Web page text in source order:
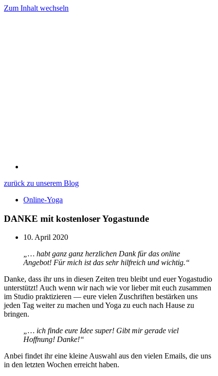
Zum Inhalt wechseln
zurück zu unserem Blog
Online-Yoga
DANKE mit kostenloser Yogastunde
10. April 2020
„… habt ganz ganz herzlichen Dank für das online
Angebot! Für mich ist das sehr hilfreich und wichtig.“
Danke, dass ihr uns in diesen Zeiten treu bleibt und euer Yogastudio
unterstützt! Auch wenn wir nach wie vor lieber mit euch zusammen
im Studio praktizieren — eure vielen Zuschriften bestärken uns
jeden Tag weiter zu machen und Yoga zu euch nach Hause zu
bringen.
„… ich finde eure Idee super! Gibt mir gerade viel
Hoffnung! Danke!“
Anbei findet ihr eine kleine Auswahl aus den vielen Emails, die uns
in den letzten Wochen erreicht haben.